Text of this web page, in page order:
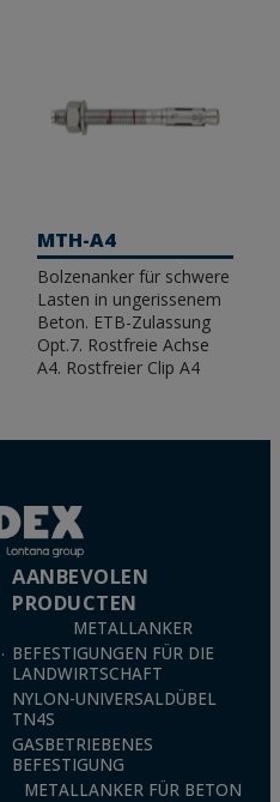
MTH-A4
Bolzenanker für schwere
Lasten in ungerissenem
Beton. ETB-Zulassung
Opt.7. Rostfreie Achse
A4. Rostfreier Clip A4
AANBEVOLEN
PRODUCTEN
METALLANKER
BEFESTIGUNGEN FÜR DIE
LANDWIRTSCHAFT
NYLON-UNIVERSALDÜBEL
TN4S
GASBETRIEBENES
BEFESTIGUNG
METALLANKER FÜR BETON